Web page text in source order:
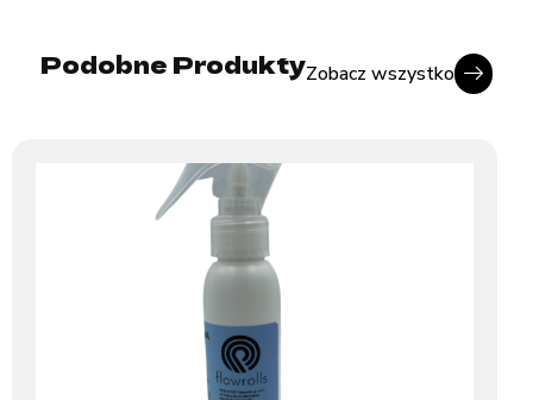
Podobne ProduktyZobacz wszystko